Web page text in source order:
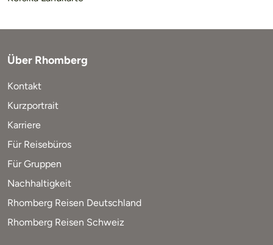
Über Rhomberg
Kontakt
Kurzportrait
Karriere
Für Reisebüros
Für Gruppen
Nachhaltigkeit
Rhomberg Reisen Deutschland
Rhomberg Reisen Schweiz